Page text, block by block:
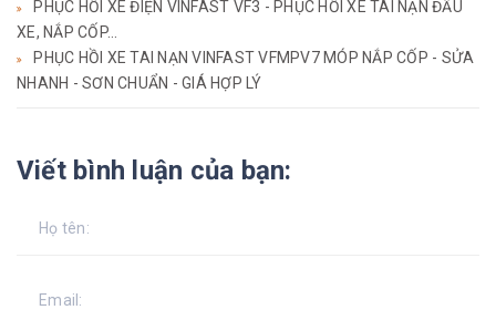
PHỤC HỒI XE ĐIỆN VINFAST VF3 - PHỤC HỒI XE TAI NẠN ĐẦU
XE, NẮP CỐP...
PHỤC HỒI XE TAI NẠN VINFAST VFMPV7 MÓP NẮP CỐP - SỬA
NHANH - SƠN CHUẨN - GIÁ HỢP LÝ
Viết bình luận của bạn: